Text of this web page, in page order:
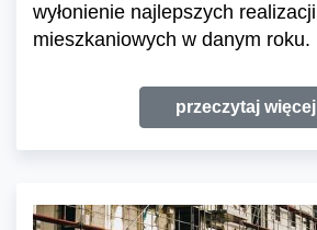
wyłonienie najlepszych realizacji
mieszkaniowych w danym roku.
przeczytaj więcej